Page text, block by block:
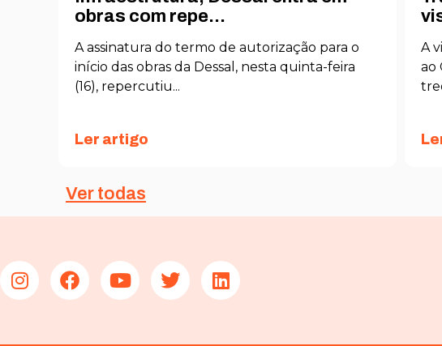
obras com repe...
A assinatura do termo de autorização para o
início das obras da Dessal, nesta quinta-feira
(16), repercutiu...
Ler artigo
A
ao
Ver todas